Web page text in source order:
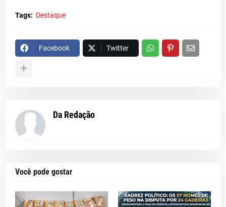
Tags: Destaque
Facebook Twitter
Da Redação
Você pode gostar